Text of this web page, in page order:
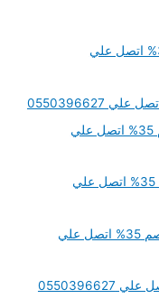
شركة نقل عفش بالاحساء خصم 35% اتصل علي
شركة تسليك مجاري بالاحساء خصم 35% اتصل علي
شركة مكافحة حمام بالاحساء خصم 35% اتصل علي
شركة مكافحة حشرات بالاحساء خصم 35% اتصل علي